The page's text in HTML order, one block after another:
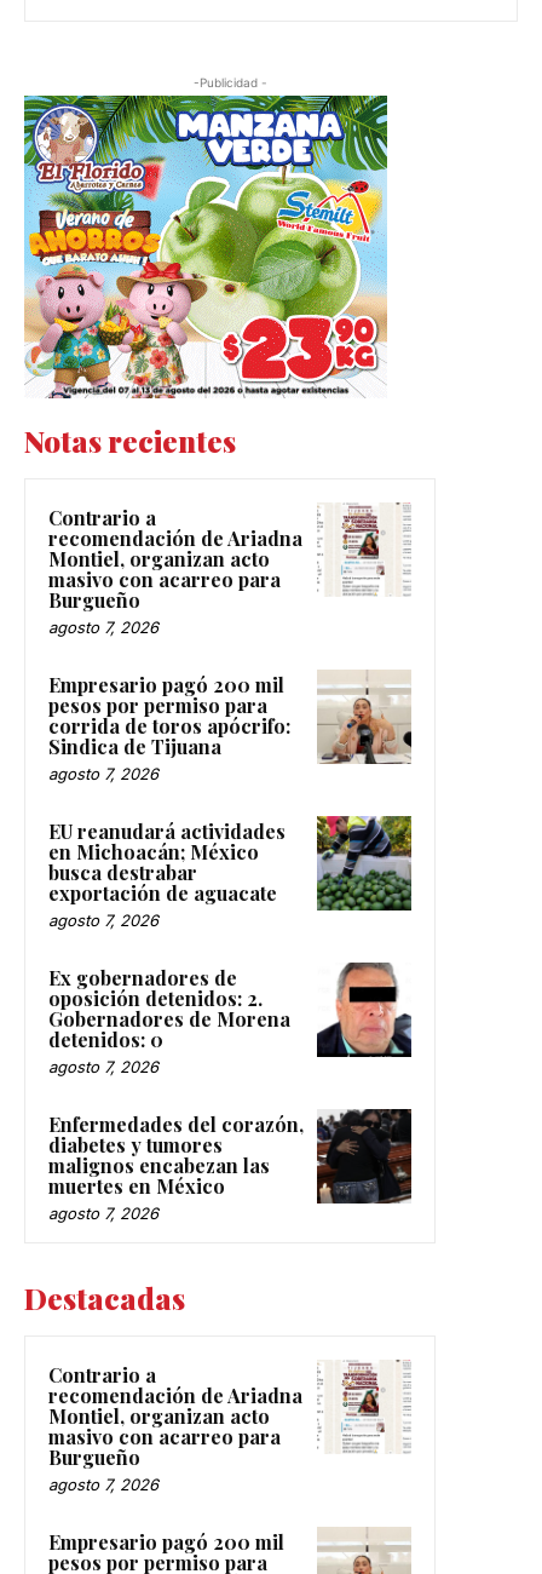
-Publicidad -
Notas recientes
Contrario a
recomendación de Ariadna
Montiel, organizan acto
masivo con acarreo para
Burgueño
agosto 7, 2026
Empresario pagó 200 mil
pesos por permiso para
corrida de toros apócrifo:
Sindica de Tijuana
agosto 7, 2026
EU reanudará actividades
en Michoacán; México
busca destrabar
exportación de aguacate
agosto 7, 2026
Ex gobernadores de
oposición detenidos: 2.
Gobernadores de Morena
detenidos: 0
agosto 7, 2026
Enfermedades del corazón,
diabetes y tumores
malignos encabezan las
muertes en México
agosto 7, 2026
Destacadas
Contrario a
recomendación de Ariadna
Montiel, organizan acto
masivo con acarreo para
Burgueño
agosto 7, 2026
Empresario pagó 200 mil
pesos por permiso para